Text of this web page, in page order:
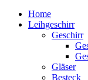
Home
Leihgeschirr
Geschirr
Gläser
Besteck